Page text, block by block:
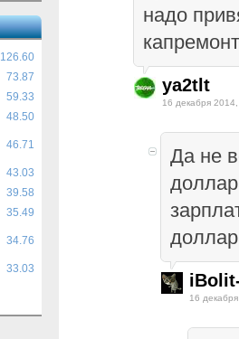
126.60
73.87
59.33
48.50
46.71
43.03
39.58
35.49
34.76
33.03
надо
ya2tlt
16 декабря
Да не
16